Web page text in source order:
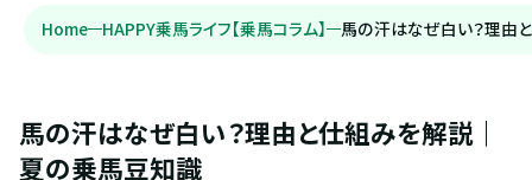
Home HAPPY乗馬ライフ【乗馬コラム】 馬の汗はなぜ白い？理由
馬の汗はなぜ白い？理由と仕組みを解説｜
夏の乗馬豆知識